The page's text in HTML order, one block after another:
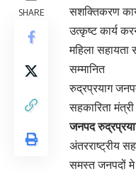
SHARE
सशक्तिकरण
उत्कृष्ट कार्य
महिला
सम्मानित
रुद्रप्रयाग
सहकारिता
जनपद
अंतरराष्ट्रीय
समस्त जनपदों मे